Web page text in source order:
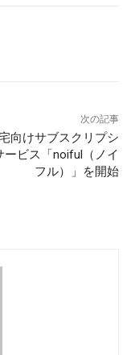
次の記事
向けサブスクリプシ
ービス「noiful（ノイ
フル）」を開始